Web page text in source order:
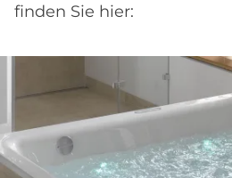
finden Sie hier: